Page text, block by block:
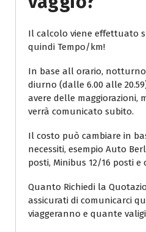
Il calcolo viene effettuato
quindi Tempo/km!
In base all orario, notturno
diurno (dalle 6.00 alle
avere delle maggiorazioni,
verrà comunicato subito.
Il costo può cambiare in
necessiti, esempio Auto
posti, Minibus 12/16 posti e
Quanto Richiedi la
assicurati di comunicarci
viaggeranno e quante